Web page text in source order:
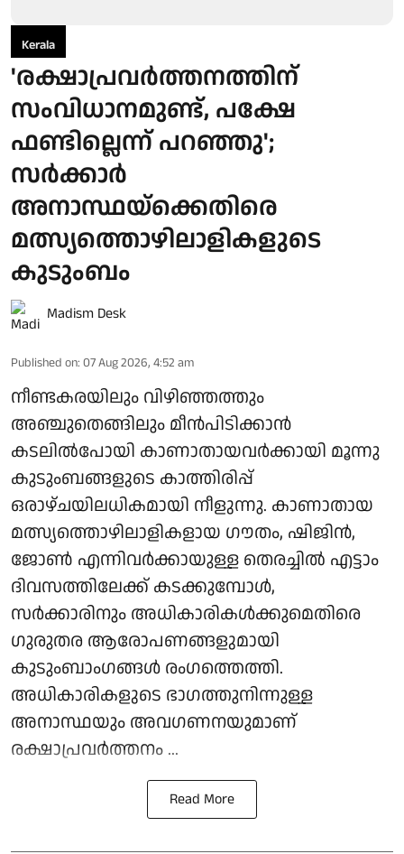
Kerala
'രക്ഷാപ്രവർത്തനത്തിന്
സംവിധാനമുണ്ട്, പക്ഷേ
ഫണ്ടില്ലെന്ന് പറഞ്ഞു';
സർക്കാർ
അനാസ്ഥയ്ക്കെതിരെ
മത്സ്യത്തൊഴിലാളികളുടെ
കുടുംബം
Madism Desk
Published on: 07 Aug 2026, 4:52 am
നീണ്ടകരയിലും വിഴിഞ്ഞത്തും
അഞ്ചുതെങ്ങിലും മീൻപിടിക്കാൻ
കടലിൽപോയി കാണാതായവർക്കായി മൂന്നു
കുടുംബങ്ങളുടെ കാത്തിരിപ്പ്
ഒരാഴ്ചയിലധികമായി നീളുന്നു. കാണാതായ
മത്സ്യത്തൊഴിലാളികളായ ഗൗതം, ഷിജിൻ,
ജോൺ എന്നിവർക്കായുള്ള തെരച്ചിൽ എട്ടാം
ദിവസത്തിലേക്ക് കടക്കുമ്പോൾ,
സർക്കാരിനും അധികാരികൾക്കുമെതിരെ
ഗുരുതര ആരോപണങ്ങളുമായി
കുടുംബാംഗങ്ങൾ രംഗത്തെത്തി.
അധികാരികളുടെ ഭാഗത്തുനിന്നുള്ള
അനാസ്ഥയും അവഗണനയുമാണ്
രക്ഷാപ്രവർത്തനം ...
Read More